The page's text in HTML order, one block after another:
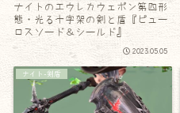
ナイトのエウレカウェポン第四形
態・光る十字架の剣と盾『ピュー
ロスソード＆シールド』
2023.05.05
ナイト-剣盾